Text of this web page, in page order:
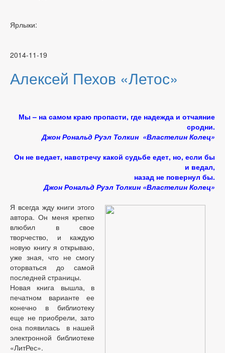
Ярлыки:
2014-11-19
Алексей Пехов «Летос»
Мы – на самом краю пропасти, где надежда и отчаяние
сродни.
Джон Рональд Руэл Толкин «Властелин Колец»
Он не ведает, навстречу какой судьбе едет, но, если бы
и ведал,
назад не повернул бы.
Джон Рональд Руэл Толкин «Властелин Колец»
Я всегда жду книги этого
автора. Он меня крепко
влюбил в свое
творчество, и каждую
новую книгу я открываю,
уже зная, что не смогу
оторваться до самой
последней страницы.
Новая книга вышла, в
печатном варианте ее
конечно в библиотеку
еще не приобрели, зато
она появилась в нашей
электронной библиотеке
«ЛитРес».